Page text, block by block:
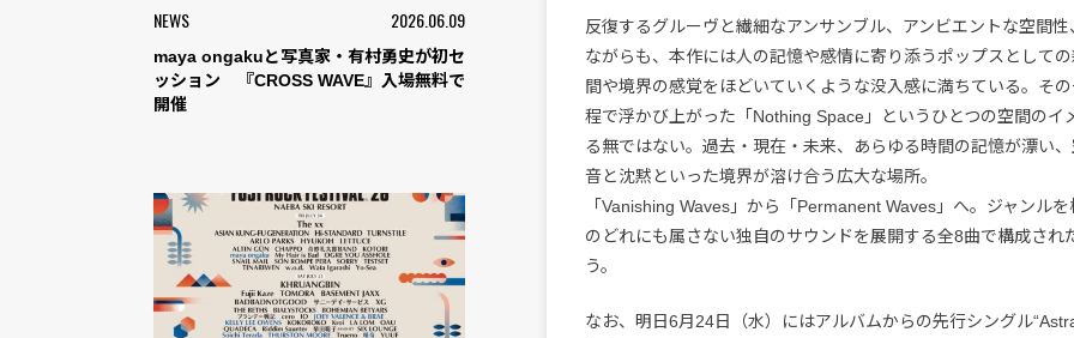
NEWS 2026.06.09
maya ongakuと写真家・有村勇史が初セ
ッション 『CROSS WAVE』入場無料で
開催
反復するグルーヴと繊細なアンサンブル、アンビエントな空間
ながらも、本作には人の記憶や感情に寄り添うポップスとして
間や境界の感覚をほどいていくような没入感に満ちている。そ
程で浮かび上がった「Nothing Space」というひとつの空間のイ
る無ではない。過去・現在・未来、あらゆる時間の記憶が漂い
音と沈黙といった境界が溶け合う広大な場所。
「Vanishing Waves」から「Permanent Waves」へ。ジャンル
のどれにも属さない独自のサウンドを展開する全8曲で構成され
う。
なお、明日6月24日（水）にはアルバムからの先行シングル